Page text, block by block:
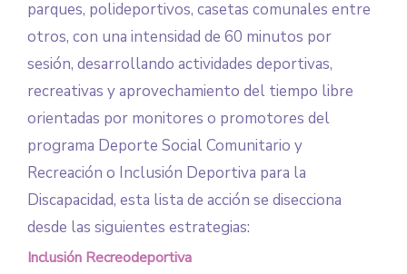
parques, polideportivos, casetas comunales entre
otros, con una intensidad de 60 minutos por
sesión, desarrollando actividades deportivas,
recreativas y aprovechamiento del tiempo libre
orientadas por monitores o promotores del
programa Deporte Social Comunitario y
Recreación o Inclusión Deportiva para la
Discapacidad, esta lista de acción se disecciona
desde las siguientes estrategias:
Inclusión Recreodeportiva